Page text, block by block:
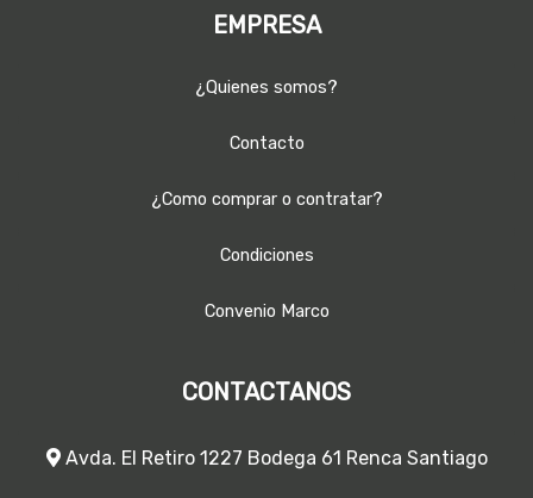
EMPRESA
¿Quienes somos?
Contacto
¿Como comprar o contratar?
Condiciones
Convenio Marco
CONTACTANOS
Avda. El Retiro 1227 Bodega 61 Renca Santiago